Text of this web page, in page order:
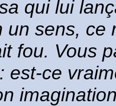
qui lui
un sens, ce
fou. Vous
est-ce